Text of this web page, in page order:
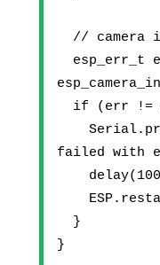
// camera
esp_err_t
if (err !=
failed with
}
}